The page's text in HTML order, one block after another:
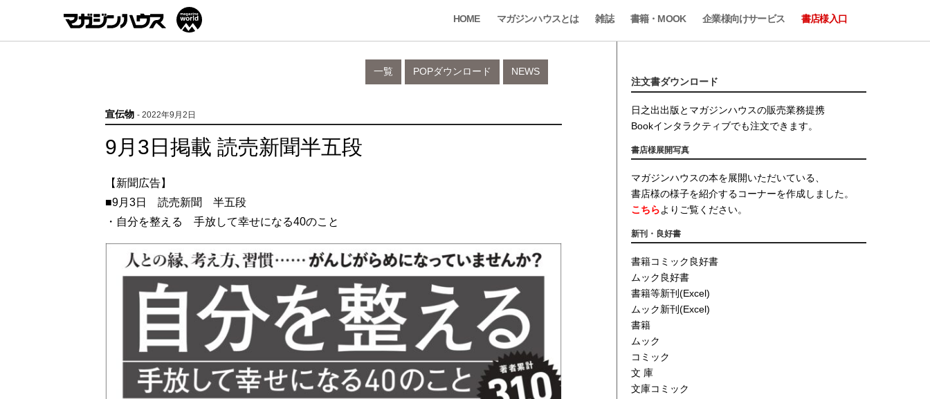
HOME マガジンハウスとは 雑誌 書籍・MOOK 企業様向けサービス 書店様入口
NEWS
POPダウンロード
一覧
宣伝物 - 2022年9月2日
9月3日掲載 読売新聞半五段
【新聞広告】
■9月3日 読売新聞 半五段
・自分を整える 手放して幸せになる40のこと
注文書ダウンロード
日之出出版とマガジンハウスの販売業務提携
Bookインタラクティブでも注文できます。
書店様展開写真
マガジンハウスの本を展開いただいている、
書店様の様子を紹介するコーナーを作成しました。
こちらよりご覧ください。
新刊・良好書
書籍コミック良好書
ムック良好書
書籍等新刊(Excel)
ムック新刊(Excel)
書籍
ムック
コミック
文 庫
文庫コミック